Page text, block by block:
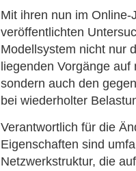
Mit ihren nun im
veröffentlichten
Modellsystem nicht nur
liegenden Vorgänge
sondern auch den
bei wiederholter
Verantwortlich für die
Eigenschaften sind
Netzwerkstruktur, die